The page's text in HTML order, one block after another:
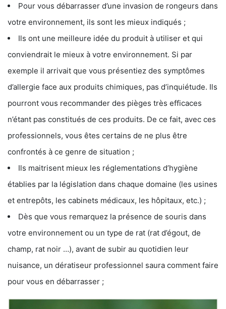
Pour vous débarrasser d’une invasion de rongeurs dans
votre environnement, ils sont les mieux indiqués ;
Ils ont une meilleure idée du produit à utiliser et qui
conviendrait le mieux à votre environnement. Si par
exemple il arrivait que vous présentiez des symptômes
d’allergie face aux produits chimiques, pas d’inquiétude. Ils
pourront vous recommander des pièges très efficaces
n’étant pas constitués de ces produits. De ce fait, avec ces
professionnels, vous êtes certains de ne plus être
confrontés à ce genre de situation ;
Ils maitrisent mieux les réglementations d’hygiène
établies par la législation dans chaque domaine (les usines
et entrepôts, les cabinets médicaux, les hôpitaux, etc.) ;
Dès que vous remarquez la présence de souris dans
votre environnement ou un type de rat (rat d’égout, de
champ, rat noir …), avant de subir au quotidien leur
nuisance, un dératiseur professionnel saura comment faire
pour vous en débarrasser ;